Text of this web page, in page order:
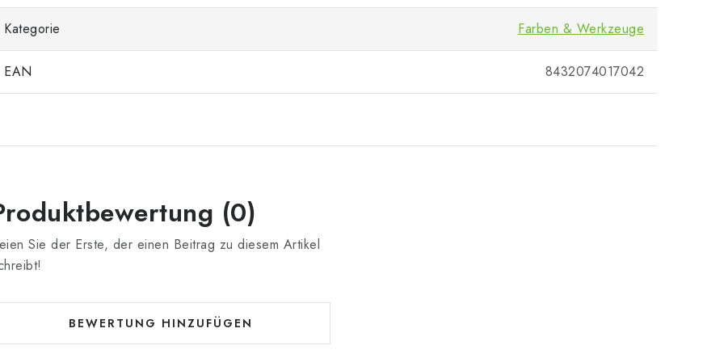
Kategorie Farben & Werkzeuge
EAN 8432074017042
(0)
Sie der Erste, der einen Beitrag zu diesem Artikel
BEWERTUNG HINZUFÜGEN